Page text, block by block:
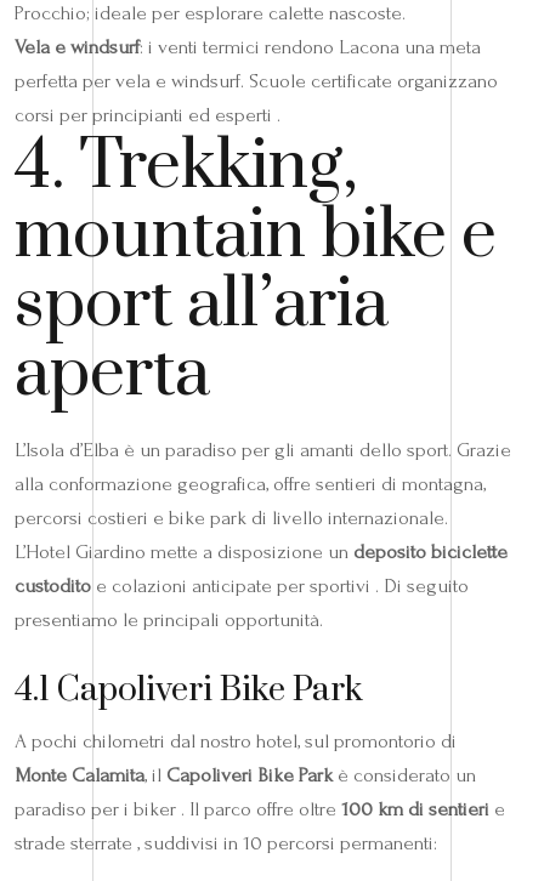
Procchio; ideale per esplorare calette nascoste.
Vela e windsurf: i venti termici rendono Lacona una meta
perfetta per vela e windsurf. Scuole certificate organizzano
corsi per principianti ed esperti .
4. Trekking,
mountain bike e
sport all’aria
aperta
L’Isola d’Elba è un paradiso per gli amanti dello sport. Grazie
alla conformazione geografica, offre sentieri di montagna,
percorsi costieri e bike park di livello internazionale.
L’Hotel Giardino mette a disposizione un deposito biciclette
custodito e colazioni anticipate per sportivi . Di seguito
presentiamo le principali opportunità.
4.1 Capoliveri Bike Park
A pochi chilometri dal nostro hotel, sul promontorio di
Monte Calamita, il Capoliveri Bike Parkè considerato un
paradiso per i biker . Il parco offre oltre 100 km di sentieri e
strade sterrate , suddivisi in 10 percorsi permanenti: